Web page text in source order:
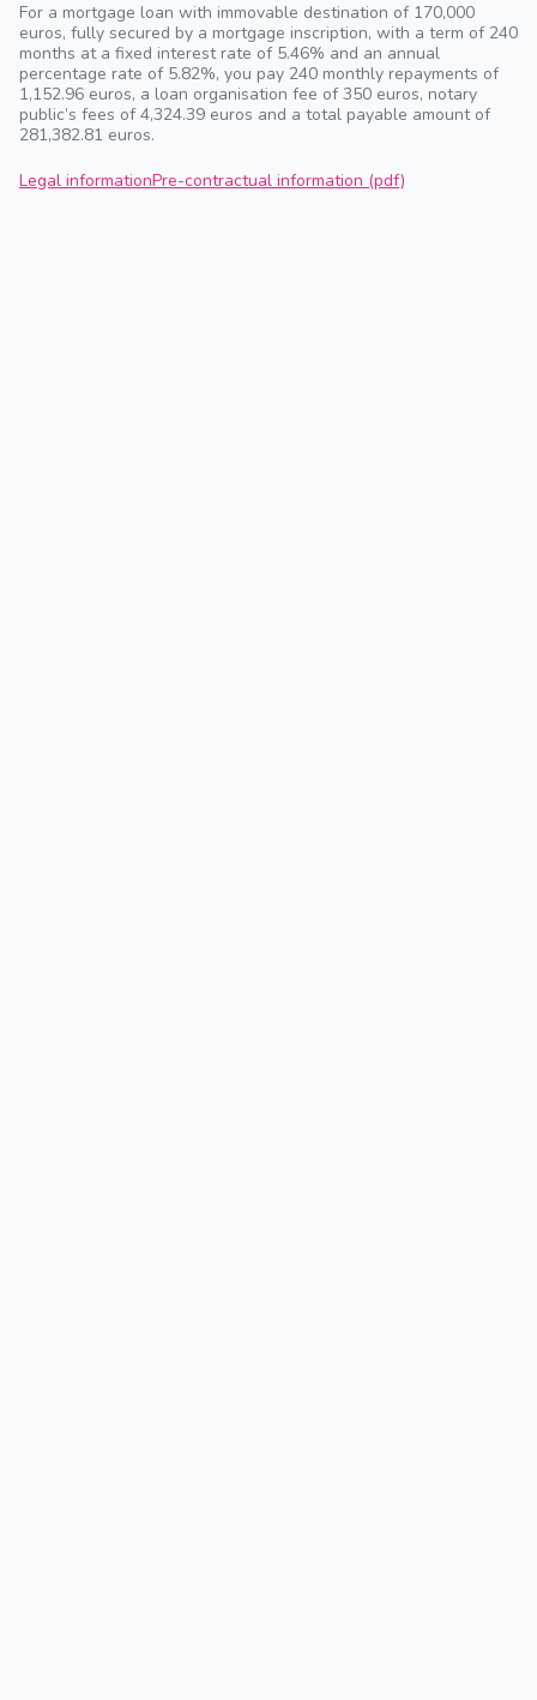
For a mortgage loan with immovable destination of 170,000
euros, fully secured by a mortgage inscription, with a term of 240
months at a fixed interest rate of 5.46% and an annual
percentage rate of 5.82%, you pay 240 monthly repayments of
1,152.96 euros, a loan organisation fee of 350 euros, notary
public’s fees of 4,324.39 euros and a total payable amount of
281,382.81 euros.
Legal informationPre-contractual information (pdf)